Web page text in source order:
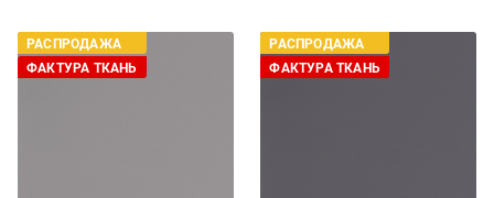
РАСПРОДАЖА
ФАКТУРА ТКАНЬ
РАСПРОДАЖА
ФАКТУРА ТКАНЬ